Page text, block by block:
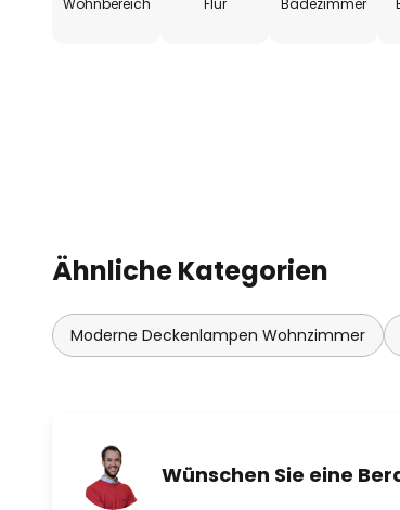
- beliebig erweiterbar
- geeignet für
Ähnliche Kategorien
Moderne Deckenlampen Wohnzimmer
Wünschen Sie eine